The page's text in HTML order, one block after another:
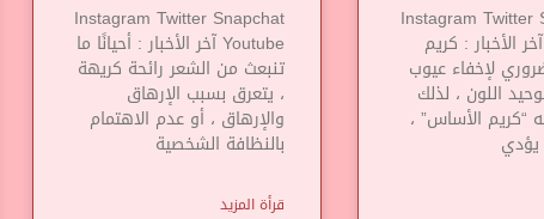
Instagram Twitter
Youtube آخر الأخبار : كريم
لإخفاء عيوب
اللون ، لذلك
“كريم الأساس” ،
Instagram Twitter Snapchat
Youtube آخر الأخبار : أحيانًا ما
تنبعث من الشعر رائحة كريهة
، يتعرق بسبب الإرهاق
والإرهاق ، أو عدم الاهتمام
بالنظافة الشخصية
قرأة المزيد